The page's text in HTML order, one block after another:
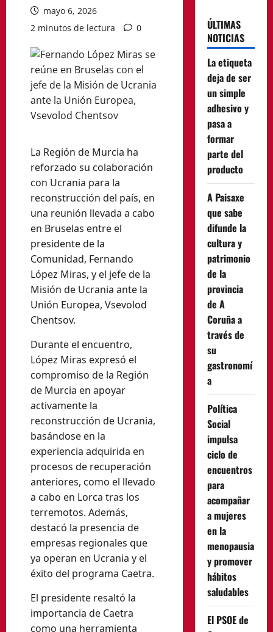
mayo 6, 2026
2 minutos de lectura
0
La Región de Murcia ha
reforzado su colaboración
con Ucrania para la
reconstrucción del país, en
una reunión llevada a cabo
en Bruselas entre el
presidente de la
Comunidad, Fernando
López Miras, y el jefe de la
Misión de Ucrania ante la
Unión Europea, Vsevolod
Chentsov.
Durante el encuentro,
López Miras expresó el
compromiso de la Región
de Murcia en apoyar
activamente la
reconstrucción de Ucrania,
basándose en la
experiencia adquirida en
procesos de recuperación
anteriores, como el llevado
a cabo en Lorca tras los
terremotos. Además,
destacó la presencia de
empresas regionales que
ya operan en Ucrania y el
éxito del programa Caetra.
El presidente resaltó la
importancia de Caetra
como una herramienta
ÚLTIMAS
NOTICIAS
La etiqueta
deja de ser
un simple
adhesivo y
pasa a
formar
parte del
producto
A Paisaxe
que sabe
difunde la
cultura y
patrimonio
de la
provincia
de A
Coruña a
través de
su
gastronomí
a
Política
Social
impulsa
ciclo de
encuentros
para
acompañar
a mujeres
en la
menopausia
y promover
hábitos
saludables
El PSOE de